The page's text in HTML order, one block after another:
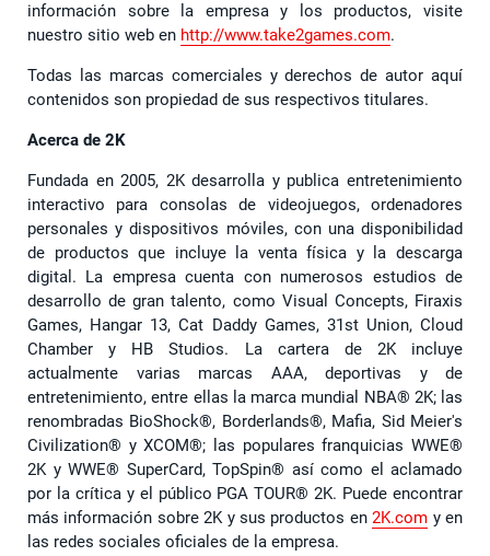
información sobre la empresa y los productos, visite
nuestro sitio web en http://www.take2games.com.
Todas las marcas comerciales y derechos de autor aquí
contenidos son propiedad de sus respectivos titulares.
Acerca de 2K
Fundada en 2005, 2K desarrolla y publica entretenimiento
interactivo para consolas de videojuegos, ordenadores
personales y dispositivos móviles, con una disponibilidad
de productos que incluye la venta física y la descarga
digital. La empresa cuenta con numerosos estudios de
desarrollo de gran talento, como Visual Concepts, Firaxis
Games, Hangar 13, Cat Daddy Games, 31st Union, Cloud
Chamber y HB Studios. La cartera de 2K incluye
actualmente varias marcas AAA, deportivas y de
entretenimiento, entre ellas la marca mundial NBA®️ 2K; las
renombradas BioShock®️, Borderlands®️, Mafia, Sid Meier's
Civilization®️ y XCOM®️; las populares franquicias WWE®️
2K y WWE®️ SuperCard, TopSpin®️ así como el aclamado
por la crítica y el público PGA TOUR®️ 2K. Puede encontrar
más información sobre 2K y sus productos en2K.com y en
las redes sociales oficiales de la empresa.